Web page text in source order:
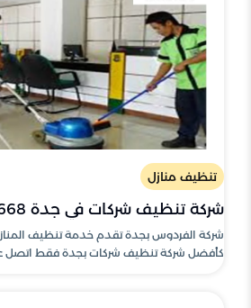
تنظيف منازل
شركة تنظيف شركات في جدة 0552322668
شركة الفردوس بجدة تقدم خدمة تنظيف
كأفضل شركة تنظيف شركات بجدة فقط اتصل